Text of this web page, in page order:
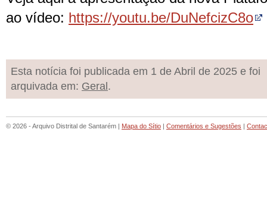
ao vídeo: https://youtu.be/DuNefcizC8o
Esta notícia foi publicada em 1 de Abril de 2025 e foi
arquivada em: Geral .
© 2026 - Arquivo Distrital de Santarém | Mapa do Sítio | Comentários e Sugestões |